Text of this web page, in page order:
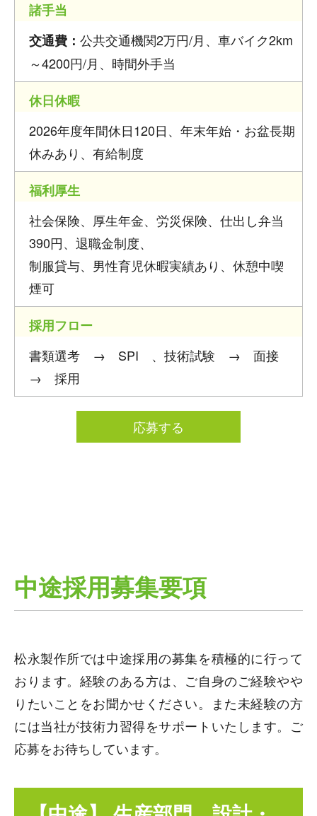
諸手当
交通費： 公共交通機関2万円/月、車バイク2km
～4200円/月、時間外手当
休日休暇
2026年度年間休日120日、年末年始・お盆長期
休みあり、有給制度
福利厚生
社会保険、厚生年金、労災保険、仕出し弁当
390円、退職金制度、
制服貸与、男性育児休暇実績あり、休憩中喫
煙可
採用フロー
書類選考 → SPI 、技術試験 → 面接
→ 採用
応募する
中途採用募集要項
松永製作所では中途採用の募集を積極的に行って
おります。経験のある方は、ご自身のご経験やや
りたいことをお聞かせください。また未経験の方
には当社が技術力習得をサポートいたします。ご
応募をお待ちしています。